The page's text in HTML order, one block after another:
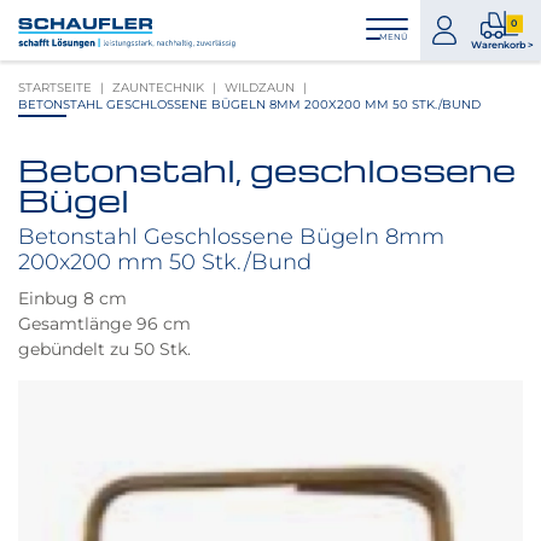
Inhalt
Hauptnavigation
Footernavigation
Logo
Schaufler
verlinkt
zur
MENÜ
zum
Konto
0
Warenkorb >
0
STARTSEITE ZAUNTECHNIK
WILDZAUN
BETONSTAHL GESCHLOSSENE BÜGELN 8MM 200X200 MM 50 STK./BUND
Produktbilder
überspringen
Betonstahl, geschlossene
Bügel
Betonstahl Geschlossene Bügeln 8mm
200x200 mm 50 Stk./Bund
Einbug 8 cm
Gesamtlänge 96 cm
gebündelt zu 50 Stk.